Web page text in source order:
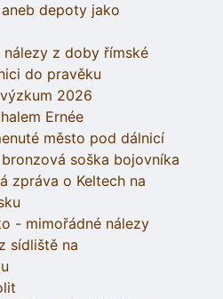
depoty jako
z doby římské
do pravěku
2026
Ernée
město pod dálnicí
soška bojovníka
zpráva o Keltech na
- mimořádné nálezy
sídliště na